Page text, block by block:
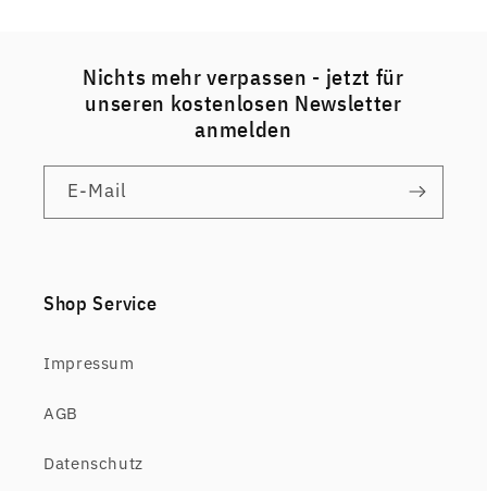
Nichts mehr verpassen - jetzt für
unseren kostenlosen Newsletter
anmelden
E-Mail
Shop Service
Impressum
AGB
Datenschutz